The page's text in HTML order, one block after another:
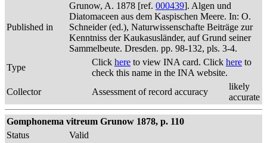
Published in
Grunow, A. 1878 [ref. 000439]. Algen und
Diatomaceen aus dem Kaspischen Meere. In: O.
Schneider (ed.), Naturwissenschafte Beiträge zur
Kenntniss der Kaukasusländer, auf Grund seiner
Sammelbeute. Dresden. pp. 98-132, pls. 3-4.
Type
Click here to view INA card. Click here to
check this name in the INA website.
Collector
Assessment of record accuracy
likely
accurate
Gomphonema vitreum Grunow 1878, p. 110
Status
Valid